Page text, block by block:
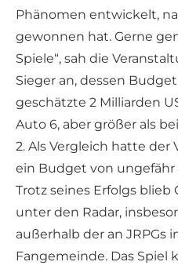
Phänomen entwickelt,
gewonnen hat. Gerne
Spiele“, sah die
Sieger an, dessen
geschätzte 2 Milliarden
Auto 6, aber größer als
2. Als Vergleich hatte der
ein Budget von ungefähr
Trotz seines Erfolgs blieb
unter den Radar,
außerhalb der an JRPGs
Fangemeinde. Das Spiel